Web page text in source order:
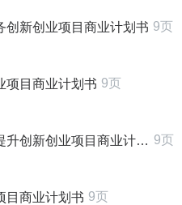
创新创业项目商业计划书 9页
项目商业计划书 9页
创新创业项目商业计划书 9页
目商业计划书 9页